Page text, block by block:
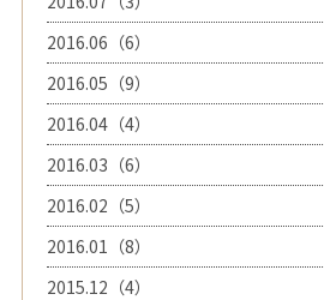
2016.06（6）
2016.05（9）
2016.04（4）
2016.03（6）
2016.02（5）
2016.01（8）
2015.12（4）